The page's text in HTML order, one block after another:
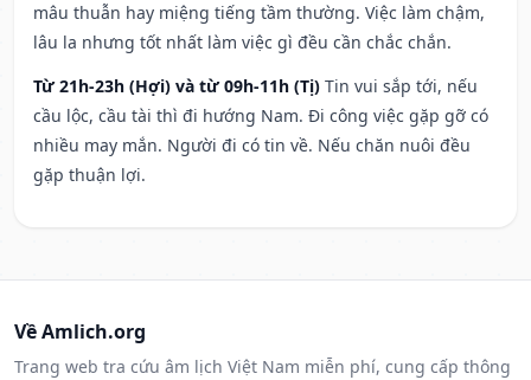
mâu thuẫn hay miệng tiếng tầm thường. Việc làm chậm,
lâu la nhưng tốt nhất làm việc gì đều cần chắc chắn.
Từ 21h-23h (Hợi) và từ 09h-11h (Tị) Tin vui sắp tới, nếu
cầu lộc, cầu tài thì đi hướng Nam. Đi công việc gặp gỡ có
nhiều may mắn. Người đi có tin về. Nếu chăn nuôi đều
gặp thuận lợi.
Về Amlich.org
Trang web tra cứu âm lịch Việt Nam miễn phí, cung cấp thông